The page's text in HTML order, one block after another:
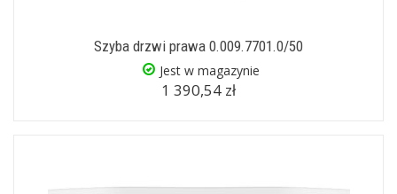
Szyba drzwi prawa 0.009.7701.0/50
Jest w magazynie
1 390,54 zł